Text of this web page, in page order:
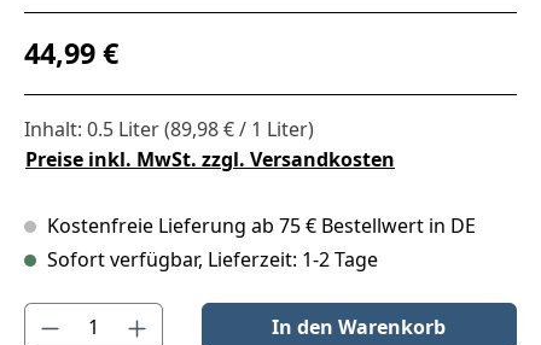
Regulärer Preis:
44,99 €
Inhalt: 0.5 Liter(89,98 € / 1 Liter)
Preise inkl. MwSt. zzgl. Versandkosten
Kostenfreie Lieferung ab 75 € Bestellwert in DE
Sofort verfügbar, Lieferzeit: 1-2 Tage
Produkt Anzahl: Gib den gewünschten Wert ein oder benutze
In den Warenkorb